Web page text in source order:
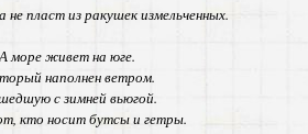
пласт из ракушек измельченных.
море живет на юге.
наполнен ветром.
с зимней вьюгой.
кто носит бутсы и гетры.